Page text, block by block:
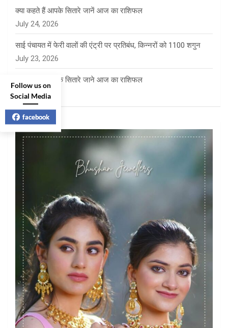
क्या कहते हैं आपके सितारे जानें आज का राशिफल
July 24, 2026
साई पंचायत में फेरी वालों की एंट्री पर प्रतिबंध, किन्नरों को 1100 शगुन
July 23, 2026
क्या कहते है आपके सितारे जाने आज का राशिफल
July 23, 2026
Follow us on
Social Media
facebook